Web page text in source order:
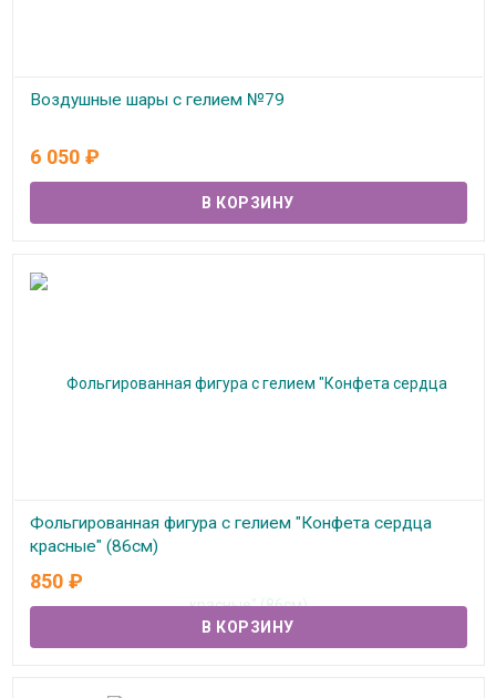
Воздушные шары с гелием №79
6 050 ₽
Фольгированная фигура с гелием "Конфета сердца
красные" (86см)
В наличии
850 ₽